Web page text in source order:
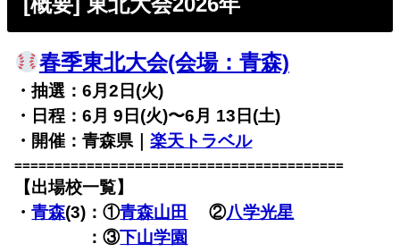
春季東北大会(会場：青森)
・抽選：6月2日(火)
・日程：6月 9日(火)〜6月 13日(土)
・開催：青森県｜楽天トラベル
=========================================
【出場校一覧】
・青森(3)：①青森山田 ②八学光星
：③下山学園